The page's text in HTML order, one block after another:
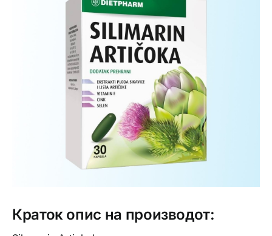
Интимно здравје
Лична хигиена
Медицински апрати
Краток опис на производот: